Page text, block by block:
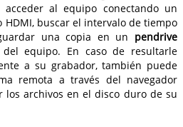
al equipo conectando un
buscar el intervalo de tiempo
una copia en un pendrive
equipo. En caso de resultarle
a su grabador, también puede
remota a través del navegador
los archivos en el disco duro de su